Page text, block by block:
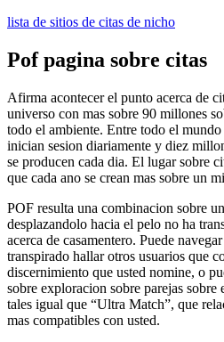
lista de sitios de citas de nicho
Pof pagina sobre citas
Afirma acontecer el punto acerca de
universo con mas sobre 90 millones
todo el ambiente. Entre todo el
inician sesion diariamente y diez
se producen cada dia. El lugar sobre
que cada ano se crean mas sobre un
POF resulta una combinacion sobre
desplazandolo hacia el pelo no ha
acerca de casamentero. Puede
transpirado hallar otros usuarios que
discernimiento que usted nomine, o
sobre exploracion sobre parejas sobre
tales igual que “Ultra Match”, que
mas compatibles con usted.